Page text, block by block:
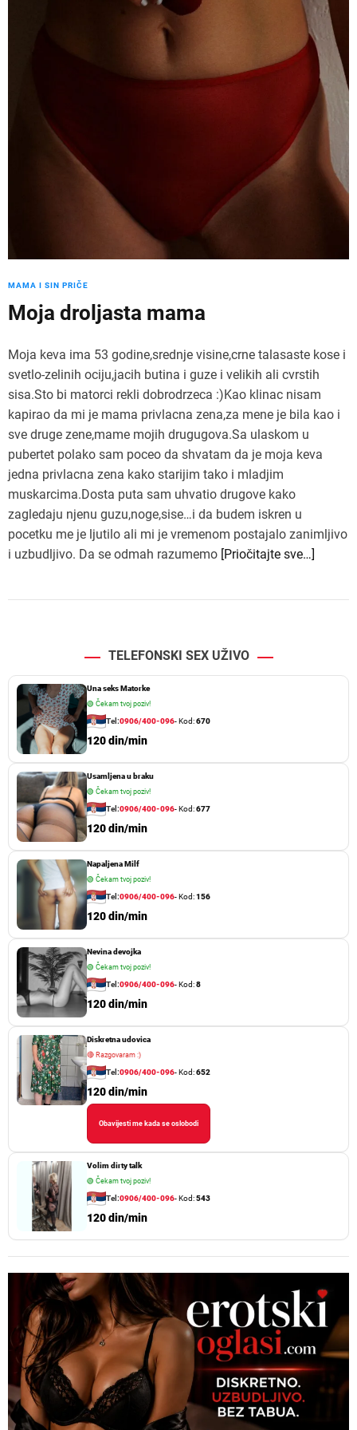
MAMA I SIN PRIČE
Moja droljasta mama
Moja keva ima 53 godine,srednje visine,crne talasaste kose i
svetlo-zelinih ociju,jacih butina i guze i velikih ali cvrstih
sisa.Sto bi matorci rekli dobrodrzeca :)Kao klinac nisam
kapirao da mi je mama privlacna zena,za mene je bila kao i
sve druge zene,mame mojih drugugova.Sa ulaskom u
pubertet polako sam poceo da shvatam da je moja keva
jedna privlacna zena kako starijim tako i mladjim
muskarcima.Dosta puta sam uhvatio drugove kako
zagledaju njenu guzu,noge,sise…i da budem iskren u
pocetku me je ljutilo ali mi je vremenom postajalo zanimljivo
i uzbudljivo. Da se odmah razumemo [Priočitajte sve…]
TELEFONSKI SEX UŽIVO
Una seks Matorke
🟢 Čekam tvoj poziv!
Tel:0906/400-096- Kod:670
120 din/min
Usamljena u braku
🟢 Čekam tvoj poziv!
Tel:0906/400-096- Kod:677
120 din/min
Napaljena Milf
🟢 Čekam tvoj poziv!
Tel:0906/400-096- Kod:156
120 din/min
Nevina devojka
🟢 Čekam tvoj poziv!
Tel:0906/400-096- Kod:8
120 din/min
Diskretna udovica
🔴Razgovaram :)
Tel:0906/400-096- Kod:652
120 din/min
Obavijesti me kada se oslobodi
Volim dirty talk
🟢 Čekam tvoj poziv!
Tel:0906/400-096- Kod:543
120 din/min